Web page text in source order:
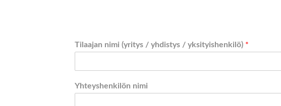
Tilaajan nimi (yritys / yhdistys / yksityishenkilö) *
Yhteyshenkilön nimi